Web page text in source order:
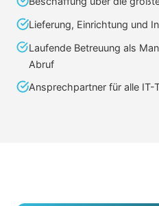
Lieferung, Einrichtung und
Laufende Betreuung als
Abruf
Ansprechpartner für alle IT-